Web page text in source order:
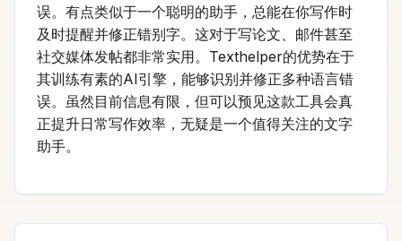
误。有点类似于一个聪明的助手，总能在你写作时
及时提醒并修正错别字。这对于写论文、邮件甚至
社交媒体发帖都非常实用。Texthelper的优势在于
其训练有素的AI引擎，能够识别并修正多种语言错
误。虽然目前信息有限，但可以预见这款工具会真
正提升日常写作效率，无疑是一个值得关注的文字
助手。